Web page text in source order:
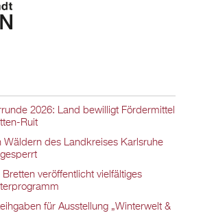
2026: Land be­wil­ligt För­der­mit­tel
Ruit
Wäl­dern des Land­krei­ses Karls­ru­he
ver­öf­fent­licht viel­fäl­ti­ges
für Aus­stel­lung „Win­ter­welt &